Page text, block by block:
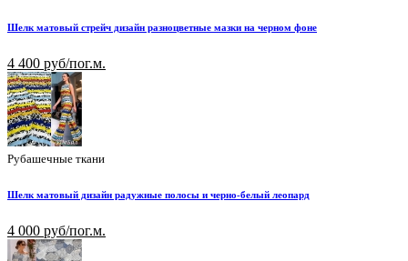
Шелк матовый стрейч дизайн разноцветные мазки на черном фоне
4 400 руб/пог.м.
Рубашечные ткани
Шелк матовый дизайн радужные полосы и черно-белый леопард
4 000 руб/пог.м.